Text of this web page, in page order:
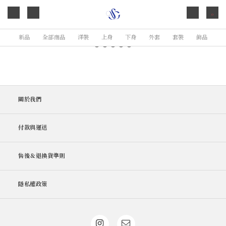
0
新品 全部商品 洋裝 上身 下身 外套 套裝 飾品
關於我們
付款與運送
售後＆退換貨準則
隱私權政策